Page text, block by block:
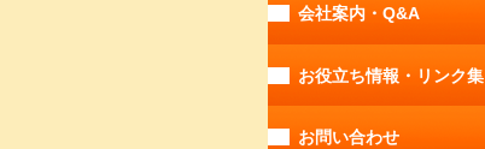
会社案内・Q&A
お役立ち情報・リンク集
お問い合わせ